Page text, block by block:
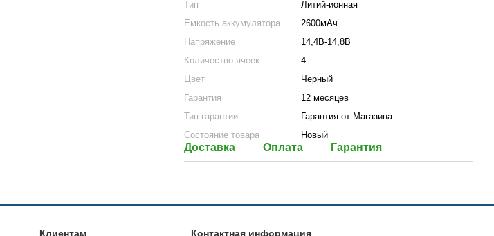
Тип
Литий-ионная
Емкость аккумулятора
2600мАч
Напряжение
14,4В-14,8В
Количество ячеек
4
Цвет
Черный
Гарантия
12 месяцев
Тип гарантии
Гарантия от Магазина
Состояние товара
Новый
Доставка Оплата Гарантия
Клиентам Контактная информация